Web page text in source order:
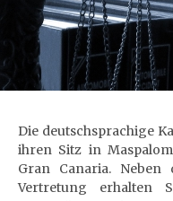
Die deutschsprachige
ihren Sitz in
Gran Canaria.
Vertretung